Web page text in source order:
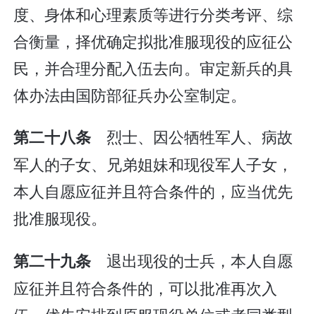
度、身体和心理素质等进行分类考评、综
合衡量，择优确定拟批准服现役的应征公
民，并合理分配入伍去向。审定新兵的具
体办法由国防部征兵办公室制定。
第二十八条 烈士、因公牺牲军人、病故
军人的子女、兄弟姐妹和现役军人子女，
本人自愿应征并且符合条件的，应当优先
批准服现役。
第二十九条 退出现役的士兵，本人自愿
应征并且符合条件的，可以批准再次入